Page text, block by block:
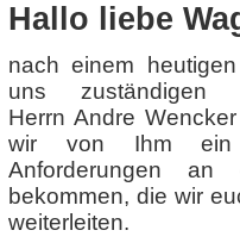
Hallo liebe
nach einem
uns zuständigen
Herrn Andre
wir von Ihm ein
Anforderungen an
bekommen, die wir
weiterleiten.